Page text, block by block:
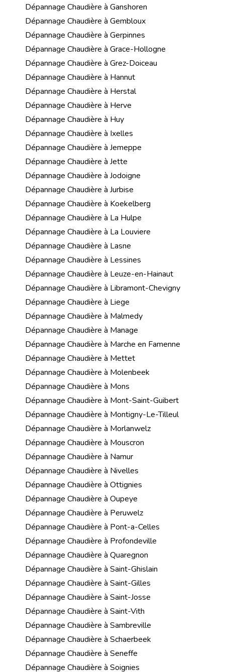
Dépannage Chaudière à Ganshoren
Dépannage Chaudière à Gembloux
Dépannage Chaudière à Gerpinnes
Dépannage Chaudière à Grace-Hollogne
Dépannage Chaudière à Grez-Doiceau
Dépannage Chaudière à Hannut
Dépannage Chaudière à Herstal
Dépannage Chaudière à Herve
Dépannage Chaudière à Huy
Dépannage Chaudière à Ixelles
Dépannage Chaudière à Jemeppe
Dépannage Chaudière à Jette
Dépannage Chaudière à Jodoigne
Dépannage Chaudière à Jurbise
Dépannage Chaudière à Koekelberg
Dépannage Chaudière à La Hulpe
Dépannage Chaudière à La Louviere
Dépannage Chaudière à Lasne
Dépannage Chaudière à Lessines
Dépannage Chaudière à Leuze-en-Hainaut
Dépannage Chaudière à Libramont-Chevigny
Dépannage Chaudière à Liege
Dépannage Chaudière à Malmedy
Dépannage Chaudière à Manage
Dépannage Chaudière à Marche en Famenne
Dépannage Chaudière à Mettet
Dépannage Chaudière à Molenbeek
Dépannage Chaudière à Mons
Dépannage Chaudière à Mont-Saint-Guibert
Dépannage Chaudière à Montigny-Le-Tilleul
Dépannage Chaudière à Morlanwelz
Dépannage Chaudière à Mouscron
Dépannage Chaudière à Namur
Dépannage Chaudière à Nivelles
Dépannage Chaudière à Ottignies
Dépannage Chaudière à Oupeye
Dépannage Chaudière à Peruwelz
Dépannage Chaudière à Pont-a-Celles
Dépannage Chaudière à Profondeville
Dépannage Chaudière à Quaregnon
Dépannage Chaudière à Saint-Ghislain
Dépannage Chaudière à Saint-Gilles
Dépannage Chaudière à Saint-Josse
Dépannage Chaudière à Saint-Vith
Dépannage Chaudière à Sambreville
Dépannage Chaudière à Schaerbeek
Dépannage Chaudière à Seneffe
Dépannage Chaudière à Soignies